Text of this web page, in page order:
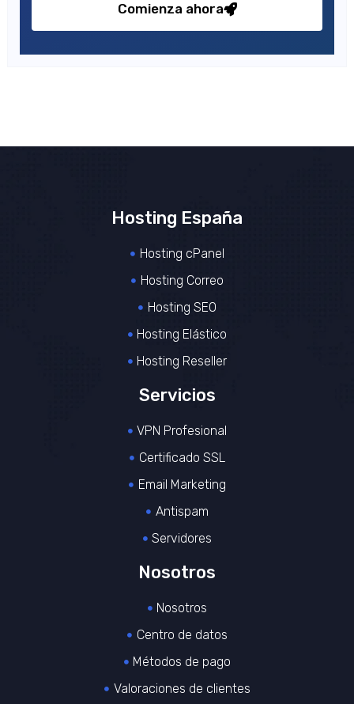
Comienza ahora
Hosting España
Hosting cPanel
Hosting Correo
Hosting SEO
Hosting Elástico
Hosting Reseller
Servicios
VPN Profesional
Certificado SSL
Email Marketing
Antispam
Servidores
Nosotros
Nosotros
Centro de datos
Métodos de pago
Valoraciones de clientes